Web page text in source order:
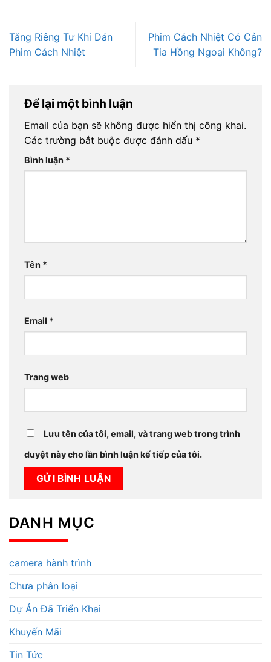
Tăng Riêng Tư Khi Dán
Phim Cách Nhiệt
Phim Cách Nhiệt Có Cản
Tia Hồng Ngoại Không?
Để lại một bình luận
Email của bạn sẽ không được hiển thị công khai.
Các trường bắt buộc được đánh dấu *
Bình luận *
Tên *
Email *
Trang web
Lưu tên của tôi, email, và trang web trong trình
duyệt này cho lần bình luận kế tiếp của tôi.
DANH MỤC
camera hành trình
Chưa phân loại
Dự Án Đã Triển Khai
Khuyến Mãi
Tin Tức